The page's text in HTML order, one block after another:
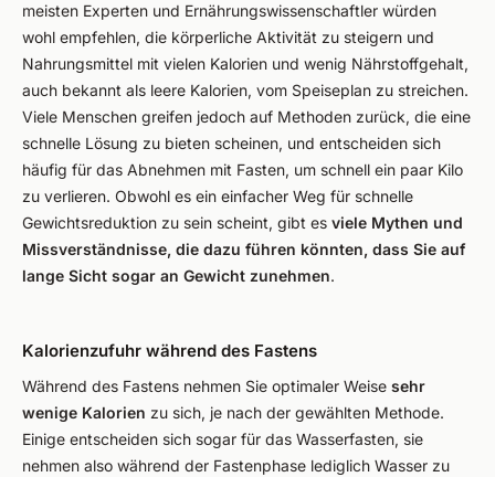
meisten Experten und Ernährungswissenschaftler würden
wohl empfehlen, die körperliche Aktivität zu steigern und
Nahrungsmittel mit vielen Kalorien und wenig Nährstoffgehalt,
auch bekannt als leere Kalorien, vom Speiseplan zu streichen.
Viele Menschen greifen jedoch auf Methoden zurück, die eine
schnelle Lösung zu bieten scheinen, und entscheiden sich
häufig für das Abnehmen mit Fasten, um schnell ein paar Kilo
zu verlieren. Obwohl es ein einfacher Weg für schnelle
Gewichtsreduktion zu sein scheint, gibt es viele Mythen und
Missverständnisse, die dazu führen könnten, dass Sie auf
lange Sicht sogar an Gewicht zunehmen.
Kalorienzufuhr während des Fastens
Während des Fastens nehmen Sie optimaler Weise sehr
wenige Kalorien zu sich, je nach der gewählten Methode.
Einige entscheiden sich sogar für das Wasserfasten, sie
nehmen also während der Fastenphase lediglich Wasser zu